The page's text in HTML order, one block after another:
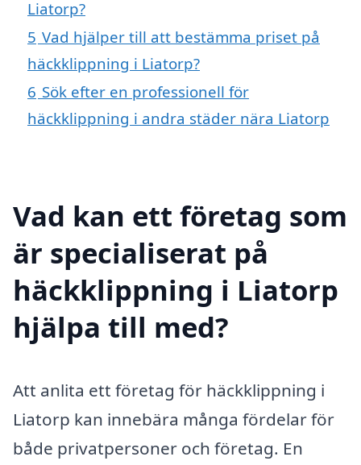
Liatorp?
5 Vad hjälper till att bestämma priset på
häckklippning i Liatorp?
6 Sök efter en professionell för
häckklippning i andra städer nära Liatorp
Vad kan ett företag som
är specialiserat på
häckklippning i Liatorp
hjälpa till med?
Att anlita ett företag för häckklippning i
Liatorp kan innebära många fördelar för
både privatpersoner och företag. En